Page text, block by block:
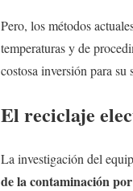
Pero, los métodos
temperaturas y de
costosa inversión para su
El reciclaje
La investigación del
de la contaminación